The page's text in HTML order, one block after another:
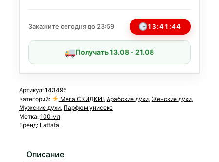
мл
(Аналог
Eilish)
Закажите сегодня до 23:59 13:41:44
Получать 13.08 - 21.08
Артикул: 143495
Категорий:
Мега СКИДКИ!, Арабские духи, Женские духи,
Мужские духи, Парфюм унисекс
Метка: 100 мл
Бренд: Lattafa
Описание